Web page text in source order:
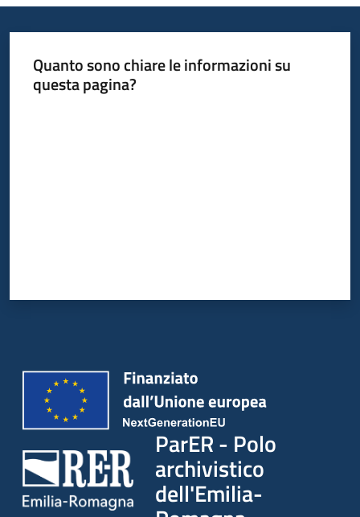
Quanto sono chiare le informazioni su
questa pagina?
ParER - Polo
archivistico
dell'Emilia-